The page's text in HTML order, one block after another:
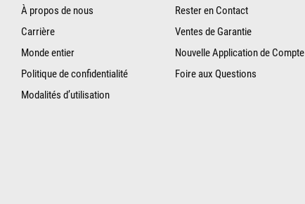
À propos de nous
Carrière
Monde entier
Politique de confidentialité
Modalités d’utilisation
Rester en Contact
Ventes de Garantie
Nouvelle Application de Compte
Foire aux Questions